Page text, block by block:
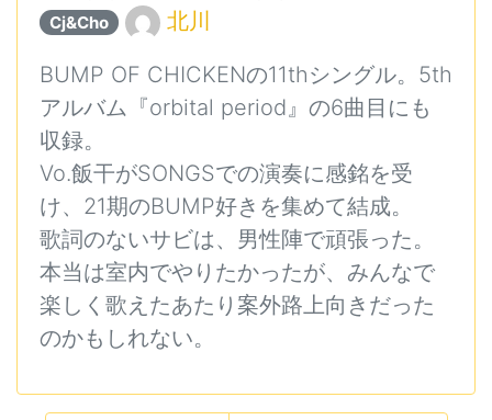
Cj&Cho 北川
BUMP OF CHICKENの11thシングル。5th
アルバム『orbital period』の6曲目にも
収録。
Vo.飯干がSONGSでの演奏に感銘を受
け、21期のBUMP好きを集めて結成。
歌詞のないサビは、男性陣で頑張った。
本当は室内でやりたかったが、みんなで
楽しく歌えたあたり案外路上向きだった
のかもしれない。